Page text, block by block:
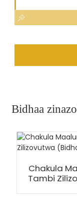
Bidhaa
Chakula
Tambi